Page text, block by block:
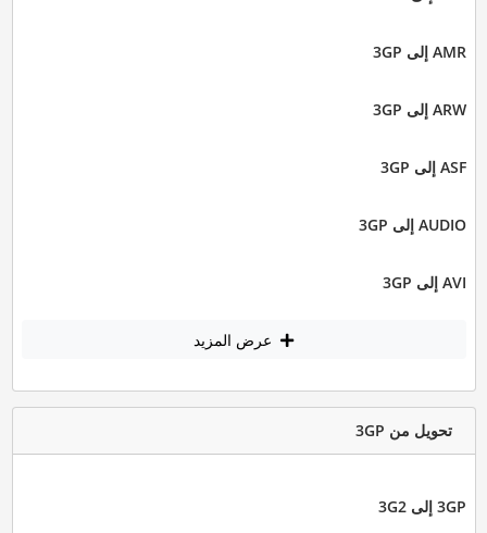
AMR إلى 3GP
ARW إلى 3GP
ASF إلى 3GP
AUDIO إلى 3GP
AVI إلى 3GP
عرض المزيد
تحويل من 3GP
3GP إلى 3G2